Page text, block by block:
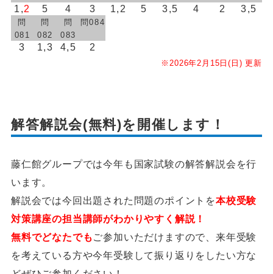
1,2 5 4 3 1,2 5 3,5 4 2 3,5
問
081
問
082
問
083
問084
3 1,3 4,5 2
※2026年2月15日(日) 更新
解答解説会(無料)を開催します！
藤仁館グループでは今年も国家試験の解答解説会を行
います。
解説会では今回出題された問題のポイントを本校受験
対策講座の担当講師がわかりやすく解説！
無料でどなたでも ご参加いただけますので、来年受験
を考えている方や今年受験して振り返りをしたい方な